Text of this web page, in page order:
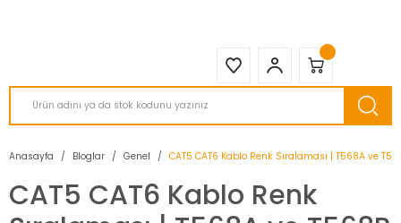
Anasayfa Bloglar Genel CAT5 CAT6 Kablo Renk Sıralaması | T568A ve
CAT5 CAT6 Kablo Renk